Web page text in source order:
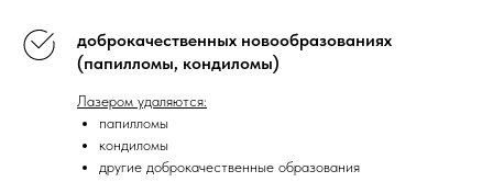
доброкачественных новообразованиях
(папилломы, кондиломы)
Лазером удаляются:
папилломы
кондиломы
другие доброкачественные образования